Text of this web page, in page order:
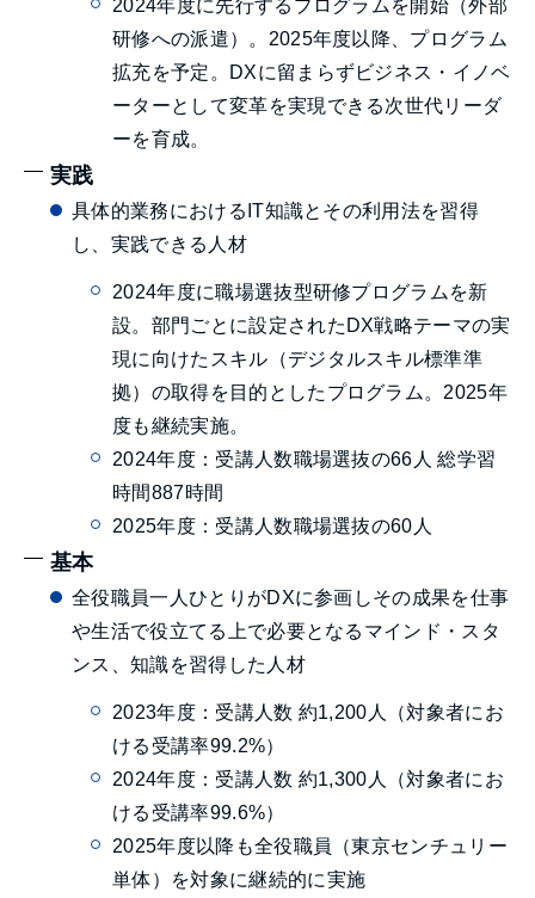
2024年度に先行するプログラムを開始（外部
研修への派遣）。2025年度以降、プログラム
拡充を予定。DXに留まらずビジネス・イノベ
ーターとして変革を実現できる次世代リーダ
ーを育成。
実践
具体的業務におけるIT知識とその利用法を習得
し、実践できる人材
2024年度に職場選抜型研修プログラムを新
設。部門ごとに設定されたDX戦略テーマの実
現に向けたスキル（デジタルスキル標準準
拠）の取得を目的としたプログラム。2025年
度も継続実施。
2024年度：受講人数職場選抜の66人 総学習
時間887時間
2025年度：受講人数職場選抜の60人
基本
全役職員一人ひとりがDXに参画しその成果を仕事
や生活で役立てる上で必要となるマインド・スタ
ンス、知識を習得した人材
2023年度：受講人数 約1,200人（対象者にお
ける受講率99.2%）
2024年度：受講人数 約1,300人（対象者にお
ける受講率99.6%）
2025年度以降も全役職員（東京センチュリー
単体）を対象に継続的に実施